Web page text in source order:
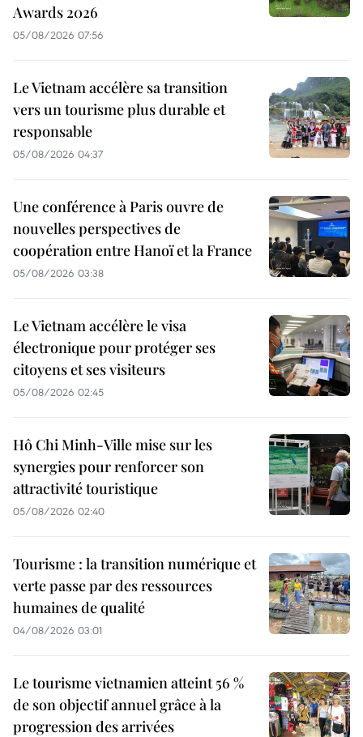
Awards 2026
05/08/2026 07:56
Le Vietnam accélère sa transition
vers un tourisme plus durable et
responsable
05/08/2026 04:37
Une conférence à Paris ouvre de
nouvelles perspectives de
coopération entre Hanoï et la France
05/08/2026 03:38
Le Vietnam accélère le visa
électronique pour protéger ses
citoyens et ses visiteurs
05/08/2026 02:45
Hô Chi Minh-Ville mise sur les
synergies pour renforcer son
attractivité touristique
05/08/2026 02:40
Tourisme : la transition numérique et
verte passe par des ressources
humaines de qualité
04/08/2026 03:01
Le tourisme vietnamien atteint 56 %
de son objectif annuel grâce à la
progression des arrivées